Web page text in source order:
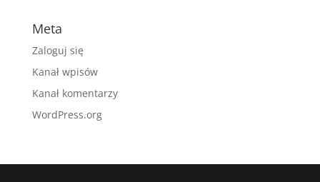
Meta
Zaloguj się
Kanał wpisów
Kanał komentarzy
WordPress.org